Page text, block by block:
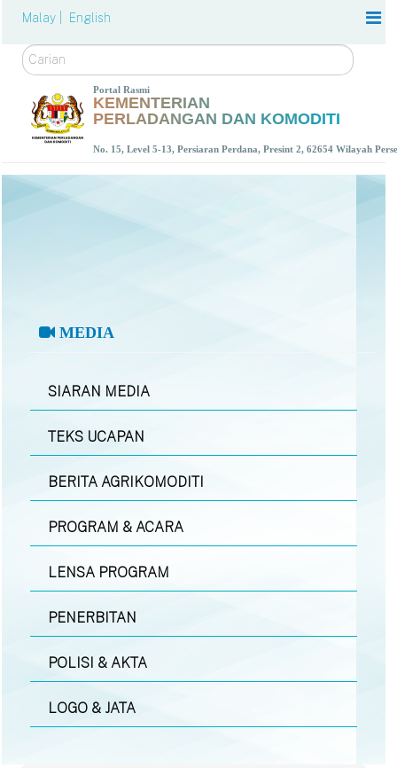
Malay | English
Carian
Portal Rasmi
KEMENTERIAN
PERLADANGAN DAN KOMODITI
No. 15, Level 5-13, Persiaran Perdana, Presint 2, 62654 Wilayah
MEDIA
SIARAN MEDIA
TEKS UCAPAN
BERITA AGRIKOMODITI
PROGRAM & ACARA
LENSA PROGRAM
PENERBITAN
POLISI & AKTA
LOGO & JATA